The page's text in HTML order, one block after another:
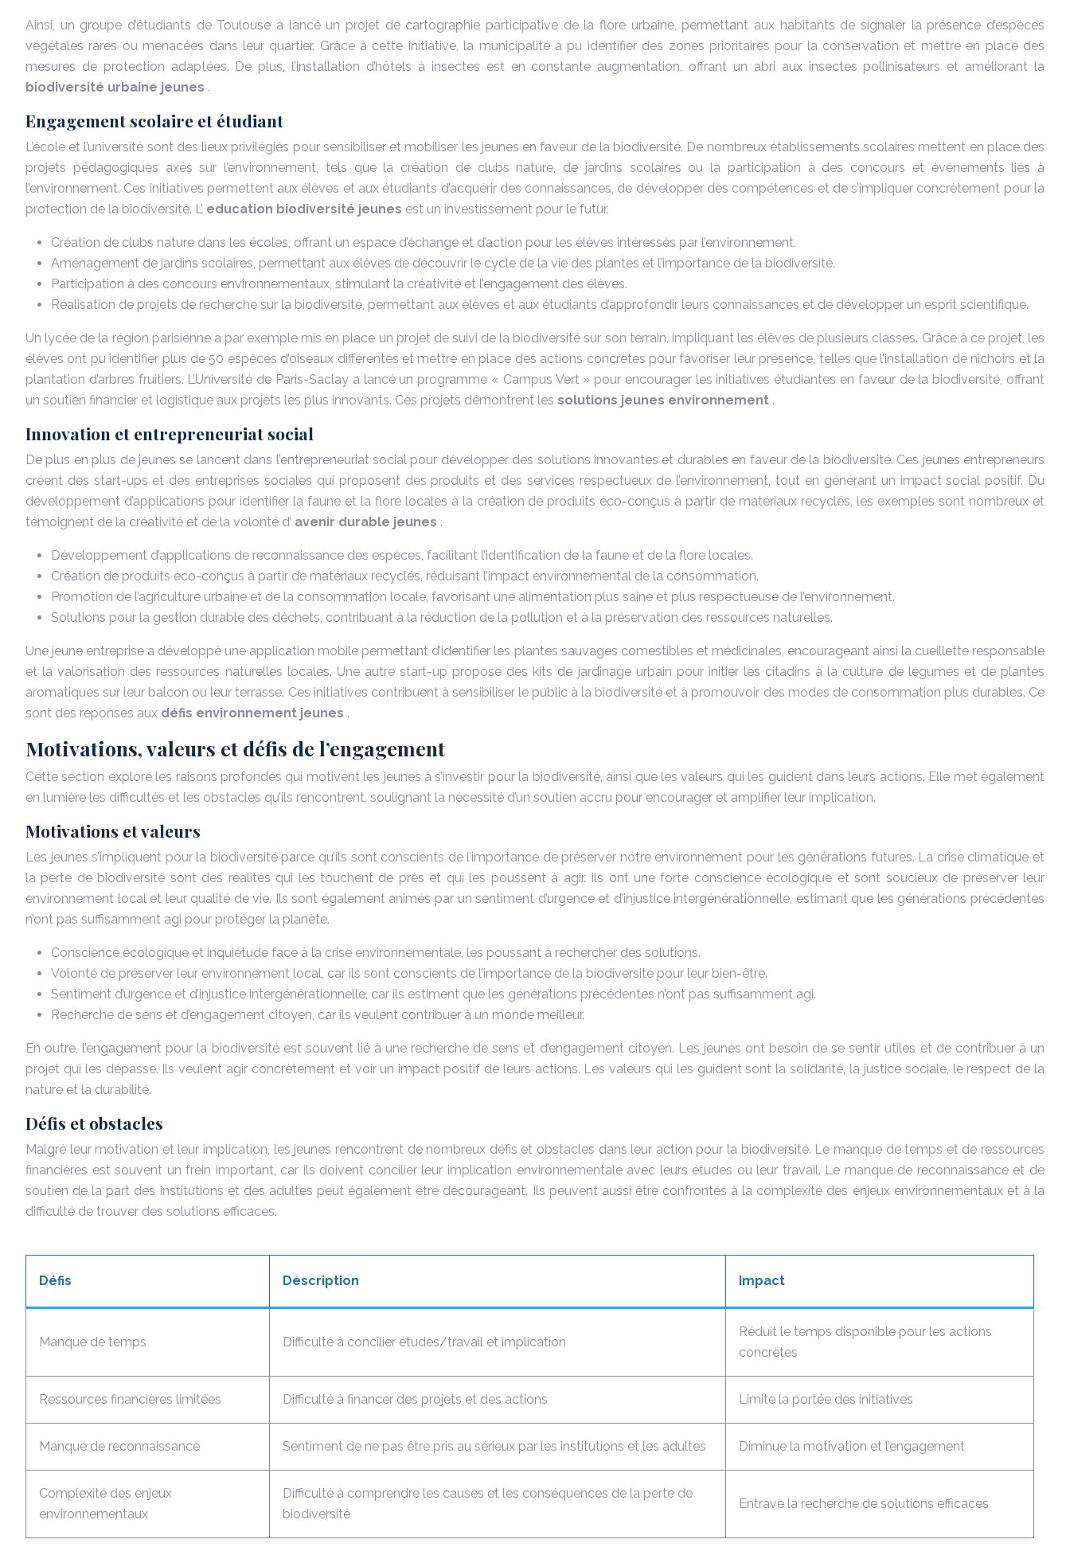
Ainsi, un groupe d’étudiants de Toulouse a lancé un projet de cartographie participative de la flore urbaine, permettant aux habitants de signaler la présence d’espèces
végétales rares ou menacées dans leur quartier. Grâce à cette initiative, la municipalité a pu identifier des zones prioritaires pour la conservation et mettre en place des
mesures de protection adaptées. De plus, l’installation d’hôtels à insectes est en constante augmentation, offrant un abri aux insectes pollinisateurs et améliorant la
biodiversité urbaine jeunes .
Engagement scolaire et étudiant
L’école et l’université sont des lieux privilégiés pour sensibiliser et mobiliser les jeunes en faveur de la biodiversité. De nombreux établissements scolaires mettent en place des
projets pédagogiques axés sur l’environnement, tels que la création de clubs nature, de jardins scolaires ou la participation à des concours et événements liés à
l’environnement. Ces initiatives permettent aux élèves et aux étudiants d’acquérir des connaissances, de développer des compétences et de s’impliquer concrètement pour la
protection de la biodiversité. L’ education biodiversité jeunes est un investissement pour le futur.
Création de clubs nature dans les écoles, offrant un espace d’échange et d’action pour les élèves intéressés par l’environnement.
Aménagement de jardins scolaires, permettant aux élèves de découvrir le cycle de la vie des plantes et l’importance de la biodiversité.
Participation à des concours environnementaux, stimulant la créativité et l’engagement des élèves.
Réalisation de projets de recherche sur la biodiversité, permettant aux élèves et aux étudiants d’approfondir leurs connaissances et de développer un esprit scientifique.
Un lycée de la région parisienne a par exemple mis en place un projet de suivi de la biodiversité sur son terrain, impliquant les élèves de plusieurs classes. Grâce à ce projet, les
élèves ont pu identifier plus de 50 espèces d’oiseaux différentes et mettre en place des actions concrètes pour favoriser leur présence, telles que l’installation de nichoirs et la
plantation d’arbres fruitiers. L’Université de Paris-Saclay a lancé un programme « Campus Vert » pour encourager les initiatives étudiantes en faveur de la biodiversité, offrant
un soutien financier et logistique aux projets les plus innovants. Ces projets démontrent les solutions jeunes environnement .
Innovation et entrepreneuriat social
De plus en plus de jeunes se lancent dans l’entrepreneuriat social pour développer des solutions innovantes et durables en faveur de la biodiversité. Ces jeunes entrepreneurs
créent des start-ups et des entreprises sociales qui proposent des produits et des services respectueux de l’environnement, tout en générant un impact social positif. Du
développement d’applications pour identifier la faune et la flore locales à la création de produits éco-conçus à partir de matériaux recyclés, les exemples sont nombreux et
témoignent de la créativité et de la volonté d’ avenir durable jeunes .
Développement d’applications de reconnaissance des espèces, facilitant l’identification de la faune et de la flore locales.
Création de produits éco-conçus à partir de matériaux recyclés, réduisant l’impact environnemental de la consommation.
Promotion de l’agriculture urbaine et de la consommation locale, favorisant une alimentation plus saine et plus respectueuse de l’environnement.
Solutions pour la gestion durable des déchets, contribuant à la réduction de la pollution et à la préservation des ressources naturelles.
Une jeune entreprise a développé une application mobile permettant d’identifier les plantes sauvages comestibles et médicinales, encourageant ainsi la cueillette responsable
et la valorisation des ressources naturelles locales. Une autre start-up propose des kits de jardinage urbain pour initier les citadins à la culture de légumes et de plantes
aromatiques sur leur balcon ou leur terrasse. Ces initiatives contribuent à sensibiliser le public à la biodiversité et à promouvoir des modes de consommation plus durables. Ce
sont des réponses aux défis environnement jeunes .
Motivations, valeurs et défis de l’engagement
Cette section explore les raisons profondes qui motivent les jeunes à s’investir pour la biodiversité, ainsi que les valeurs qui les guident dans leurs actions. Elle met également
en lumière les difficultés et les obstacles qu’ils rencontrent, soulignant la nécessité d’un soutien accru pour encourager et amplifier leur implication.
Motivations et valeurs
Les jeunes s’impliquent pour la biodiversité parce qu’ils sont conscients de l’importance de préserver notre environnement pour les générations futures. La crise climatique et
la perte de biodiversité sont des réalités qui les touchent de près et qui les poussent à agir. Ils ont une forte conscience écologique et sont soucieux de préserver leur
environnement local et leur qualité de vie. Ils sont également animés par un sentiment d’urgence et d’injustice intergénérationnelle, estimant que les générations précédentes
n’ont pas suffisamment agi pour protéger la planète.
Conscience écologique et inquiétude face à la crise environnementale, les poussant à rechercher des solutions.
Volonté de préserver leur environnement local, car ils sont conscients de l’importance de la biodiversité pour leur bien-être.
Sentiment d’urgence et d’injustice intergénérationnelle, car ils estiment que les générations précédentes n’ont pas suffisamment agi.
Recherche de sens et d’engagement citoyen, car ils veulent contribuer à un monde meilleur.
En outre, l’engagement pour la biodiversité est souvent lié à une recherche de sens et d’engagement citoyen. Les jeunes ont besoin de se sentir utiles et de contribuer à un
projet qui les dépasse. Ils veulent agir concrètement et voir un impact positif de leurs actions. Les valeurs qui les guident sont la solidarité, la justice sociale, le respect de la
nature et la durabilité.
Défis et obstacles
Malgré leur motivation et leur implication, les jeunes rencontrent de nombreux défis et obstacles dans leur action pour la biodiversité. Le manque de temps et de ressources
financières est souvent un frein important, car ils doivent concilier leur implication environnementale avec leurs études ou leur travail. Le manque de reconnaissance et de
soutien de la part des institutions et des adultes peut également être décourageant. Ils peuvent aussi être confrontés à la complexité des enjeux environnementaux et à la
difficulté de trouver des solutions efficaces.
Défis Description Impact
Manque de temps Difficulté à concilier études/travail et implication
Réduit le temps disponible pour les actions
concrètes
Ressources financières limitées Difficulté à financer des projets et des actions Limite la portée des initiatives
Manque de reconnaissance Sentiment de ne pas être pris au sérieux par les institutions et les adultes Diminue la motivation et l’engagement
Complexité des enjeux
environnementaux
Difficulté à comprendre les causes et les conséquences de la perte de
biodiversité
Entrave la recherche de solutions efficaces